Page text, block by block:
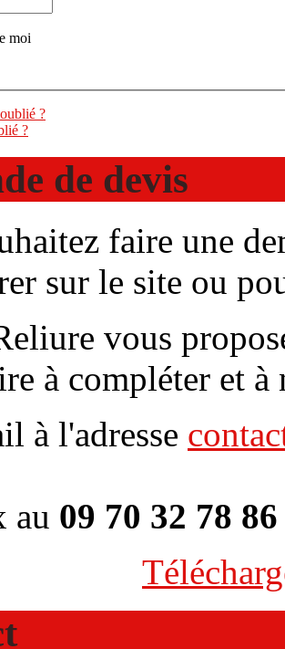
moi
?
?
de devis
faire une
sur le site ou
vous
à compléter et à
à l'adresse
au 09 70 32 78 86